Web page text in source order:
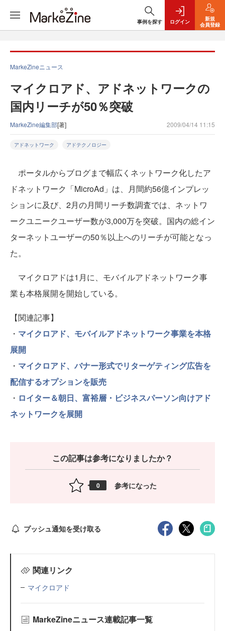
事例を探す ログイン
新規
会員登録
MarkeZineニュース
マイクロアド、アドネットワークの
国内リーチが50％突破
MarkeZine編集部[著] 2009/04/14 11:15
アドネットワーク アドテクノロジー
ポータルからブログまで幅広くネットワーク化したア
ドネットワーク「MicroAd」は、月間約56億インプレッ
ションに及び、2月の月間リーチ数調査では、ネットワ
ークユニークユーザー数が3,000万を突破。国内の総イン
ターネットユーザーの50％以上へのリーチが可能となっ
た。
マイクロアドは1月に、モバイルアドネットワーク事
業も本格展開を開始している。
【関連記事】
・ マイクロアド、モバイルアドネットワーク事業を本格
展開
・ マイクロアド、バナー形式でリターゲティング広告を
配信するオプションを販売
・ ロイター＆朝日、 富裕層・ビジネスパーソン向けアド
ネットワークを展開
この記事は参考になりましたか？
0 参考になった
プッシュ通知を受け取る
関連リンク
マイクロアド
MarkeZineニュース連載記事一覧